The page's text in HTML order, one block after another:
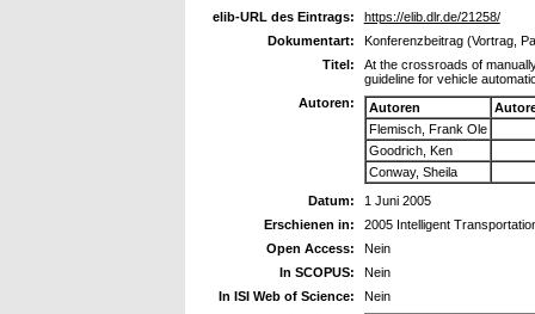
elib-URL des Eintrags:
https://elib.dlr.de/21258/
Dokumentart:
Konferenzbeitrag (Vortrag,
Titel:
At the crossroads of
guideline for vehicle
Autoren:
Autoren
Flemisch, Frank Ole
Goodrich, Ken
Conway, Sheila
Datum:
1 Juni 2005
Erschienen in:
2005 Intelligent
Open Access:
Nein
In SCOPUS:
Nein
In ISI Web of Science:
Nein